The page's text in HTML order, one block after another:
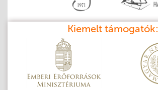
Kiemelt támogatók: